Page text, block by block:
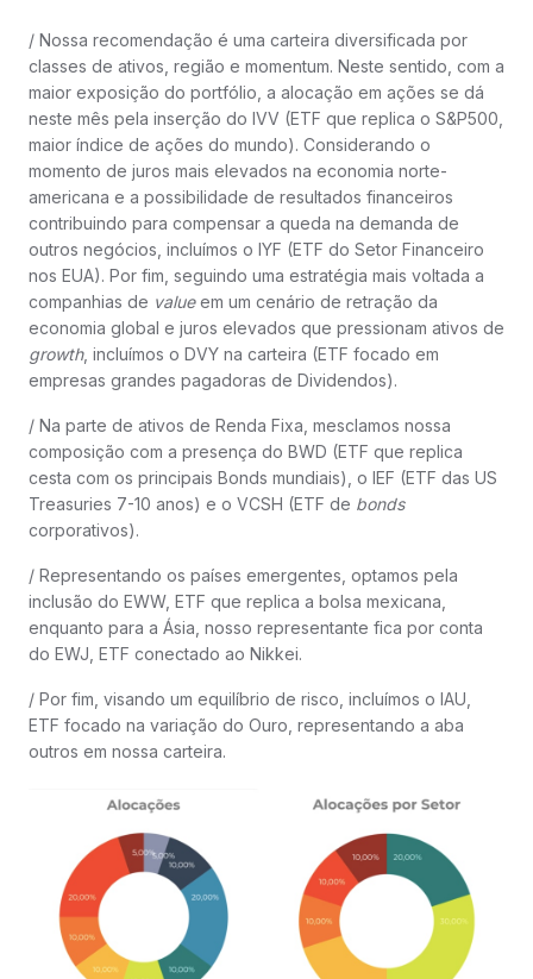
/ Nossa recomendação é uma carteira diversificada por
classes de ativos, região e momentum. Neste sentido, com a
maior exposição do portfólio, a alocação em ações se dá
neste mês pela inserção do IVV (ETF que replica o S&P500,
maior índice de ações do mundo). Considerando o
momento de juros mais elevados na economia norte-
americana e a possibilidade de resultados financeiros
contribuindo para compensar a queda na demanda de
outros negócios, incluímos o IYF (ETF do Setor Financeiro
nos EUA). Por fim, seguindo uma estratégia mais voltada a
companhias de valueem um cenário de retração da
economia global e juros elevados que pressionam ativos de
growth, incluímos o DVY na carteira (ETF focado em
empresas grandes pagadoras de Dividendos).
/ Na parte de ativos de Renda Fixa, mesclamos nossa
composição com a presença do BWD (ETF que replica
cesta com os principais Bonds mundiais), o IEF (ETF das US
Treasuries 7-10 anos) e o VCSH (ETF de bonds
corporativos).
/ Representando os países emergentes, optamos pela
inclusão do EWW, ETF que replica a bolsa mexicana,
enquanto para a Ásia, nosso representante fica por conta
do EWJ, ETF conectado ao Nikkei.
/ Por fim, visando um equilíbrio de risco, incluímos o IAU,
ETF focado na variação do Ouro, representando a aba
outros em nossa carteira.